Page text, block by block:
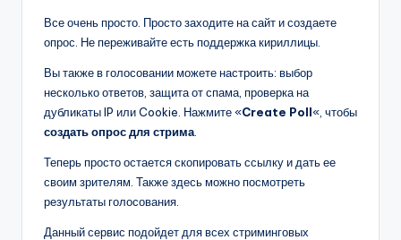
Все очень просто. Просто заходите на сайт и создаете
опрос. Не переживайте есть поддержка кириллицы.
Вы также в голосовании можете настроить: выбор
несколько ответов, защита от спама, проверка на
дубликаты IP или Cookie. Нажмите «Create Poll«, чтобы
создать опрос для стрима
Теперь просто остается скопировать ссылку и дать ее
своим зрителям. Также здесь можно посмотреть
результаты голосования.
Данный сервис подойдет для всех стриминговых